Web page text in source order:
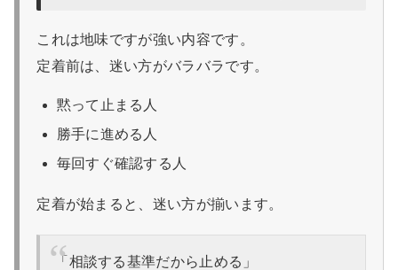
これは地味ですが強い内容です。
定着前は、迷い方がバラバラです。
黙って止まる人
勝手に進める人
毎回すぐ確認する人
定着が始まると、迷い方が揃います。
「相談する基準だから止める」